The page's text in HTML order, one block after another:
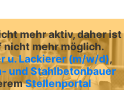
mehr aktiv, daher ist
nicht mehr möglich.
u. Lackierer (m/w/d),
und Stahlbetonbauer
Stellenportal